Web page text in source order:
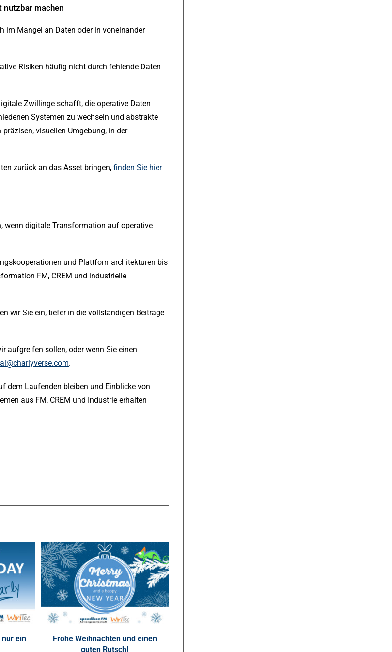
nutzbar machen
im Mangel an Daten oder in voneinander
Risiken häufig nicht durch fehlende Daten
Zwillinge schafft, die operative Daten
Systemen zu wechseln und abstrakte
visuellen Umgebung, in der
zurück an das Asset bringen,finden Sie hier
wenn digitale Transformation auf operative
und Plattformarchitekturen bis
FM, CREM und industrielle
wir Sie ein, tiefer in die vollständigen Beiträge
aufgreifen sollen, oder wenn Sie einen
.
dem Laufenden bleiben und Einblicke von
aus FM, CREM und Industrie erhalten
ein
Frohe Weihnachten und einen
guten Rutsch!